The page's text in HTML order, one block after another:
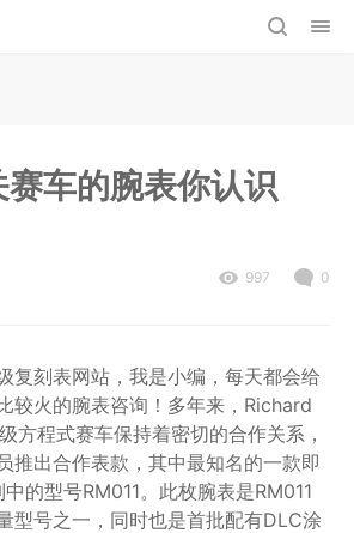
车的腕表你认识
997 0
复刻表网站，我是小编，每天都会给
较火的腕表咨询！多年来，Richard
方程式赛车保持着密切的合作关系，
推出合作表款，其中最知名的一款即
的型号RM011。此枚腕表是RM011
型号之一，同时也是首批配有DLC涂